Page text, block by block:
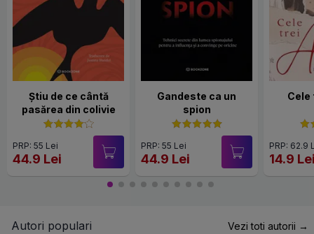
Știu de ce cântă
pasărea din colivie
PRP: 55 Lei
44.9 Lei
Gandeste ca un
spion
PRP: 55 Lei
44.9 Lei
Cele
PRP: 62.9
14.9
Autori populari Vezi toti autorii →